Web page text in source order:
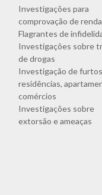
Investigações para
comprovação de renda
Flagrantes de
Investigações sobre
de drogas
Investigação de
residências,
comércios
Investigações sobre
extorsão e ameaças